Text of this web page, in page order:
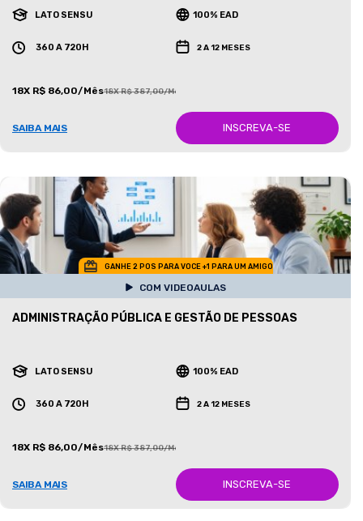
LATO SENSU 100% EAD
360 A 720H 2 A 12 MESES
18X R$ 86,00/Mês18X R$ 387,00/Mês
SAIBA MAIS INSCREVA-SE
GANHE 2 POS PARA VOCE +1 PARA UM AMIGO
COM VIDEOAULAS
ADMINISTRAÇÃO PÚBLICA E GESTÃO DE PESSOAS
LATO SENSU 100% EAD
360 A 720H 2 A 12 MESES
18X R$ 86,00/Mês18X R$ 387,00/Mês
SAIBA MAIS INSCREVA-SE